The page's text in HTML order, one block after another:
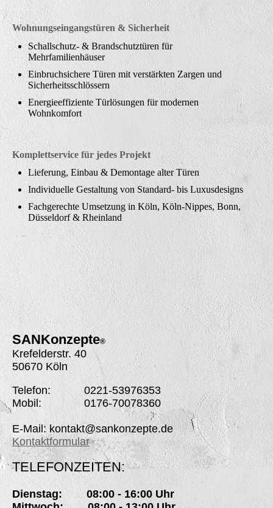
Wohnungseingangstüren & Sicherheit
Schallschutz- & Brandschutztüren für
Mehrfamilienhäuser
Einbruchsichere Türen mit verstärkten Zargen und
Sicherheitsschlössern
Energieeffiziente Türlösungen für modernen
Wohnkomfort
Komplettservice für jedes Projekt
Lieferung, Einbau & Demontage alter Türen
Individuelle Gestaltung von Standard- bis Luxusdesigns
Fachgerechte Umsetzung in Köln, Köln-Nippes, Bonn,
Düsseldorf & Rheinland
SANKonzepte®
Krefelderstr. 40
50670 Köln
Telefon: 0221-53976353
Mobil: 0176-70078360
E-Mail: kontakt@sankonzepte.de
Kontaktformular
TELEFONZEITEN:
Dienstag: 08:00 - 16:00 Uhr